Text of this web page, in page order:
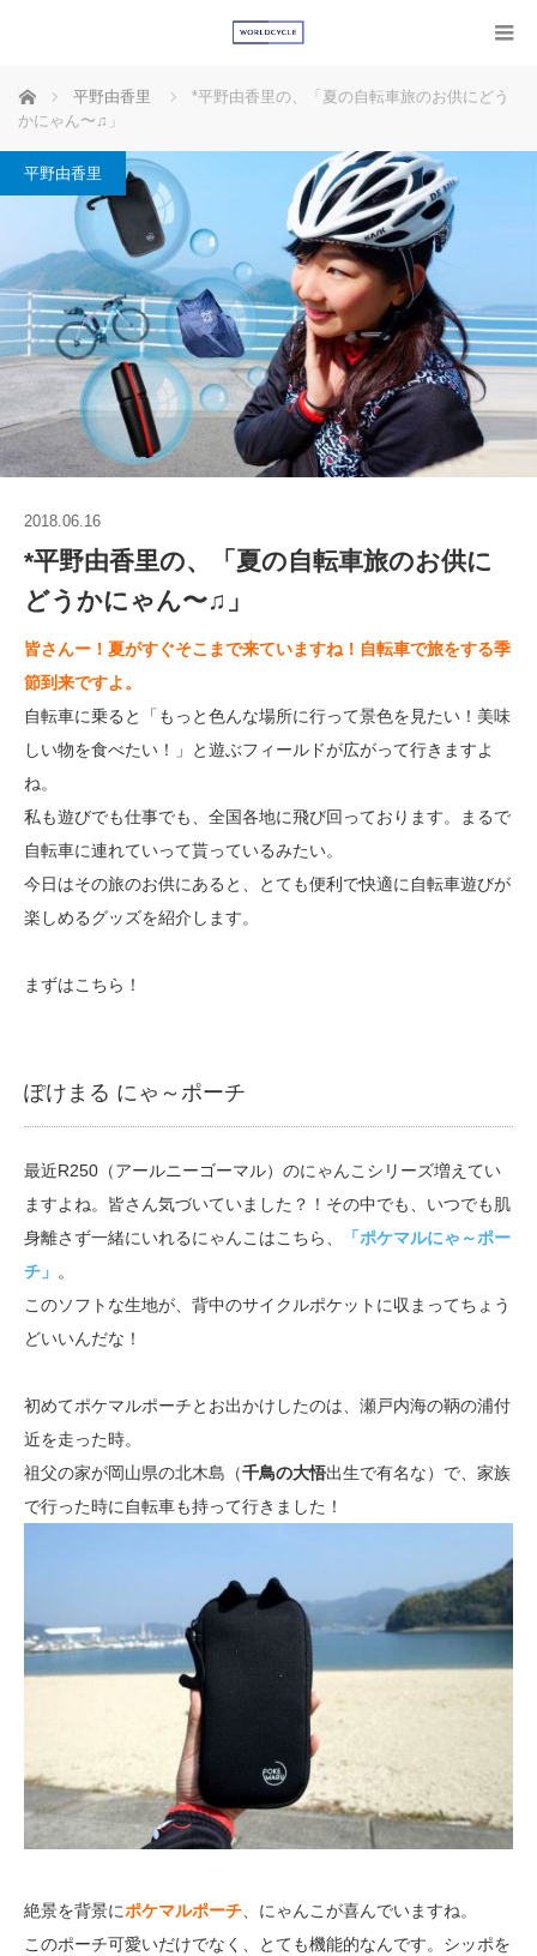
ホーム 平野由香里
*平野由香里の、「夏の自転車旅のお供にどう
かにゃん〜♫」
平野由香里
2018.06.16
*平野由香里の、「夏の自転車旅のお供に
どうかにゃん〜♫」
皆さんー！夏がすぐそこまで来ていますね！自転車で旅をする季
節到来ですよ。
自転車に乗ると「もっと色んな場所に行って景色を見たい！美味
しい物を食べたい！」と遊ぶフィールドが広がって行きますよ
ね。
私も遊びでも仕事でも、全国各地に飛び回っております。まるで
自転車に連れていって貰っているみたい。
今日はその旅のお供にあると、とても便利で快適に自転車遊びが
楽しめるグッズを紹介します。
まずはこちら！
ぽけまる にゃ～ポーチ
最近R250（アールニーゴーマル）のにゃんこシリーズ増えてい
ますよね。皆さん気づいていました？！その中でも、いつでも肌
身離さず一緒にいれるにゃんこはこちら、
「ポケマルにゃ～ポー
チ」 。
このソフトな生地が、背中のサイクルポケットに収まってちょう
どいいんだな！
初めてポケマルポーチとお出かけしたのは、瀬戸内海の鞆の浦付
近を走った時。
祖父の家が岡山県の北木島（千鳥の大悟出生で有名な）で、家族
で行った時に自転車も持って行きました！
絶景を背景にポケマルポーチ 、にゃんこが喜んでいますね。
このポーチ可愛いだけでなく、とても機能的なんです。シッポを